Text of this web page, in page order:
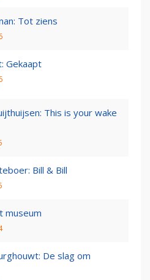
Tot ziens
Gekaapt
This is your wake
Bill & Bill
museum
De slag om